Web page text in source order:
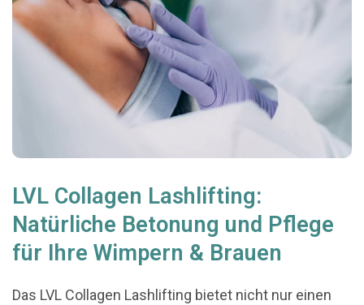
LVL Collagen Lashlifting:
Natürliche Betonung und Pflege
für Ihre Wimpern & Brauen
Das LVL Collagen Lashlifting bietet nicht nur einen